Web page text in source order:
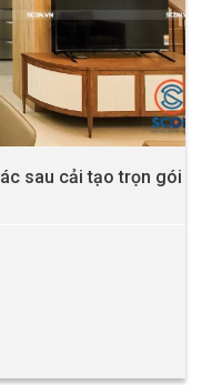
sau cải tạo trọn gói